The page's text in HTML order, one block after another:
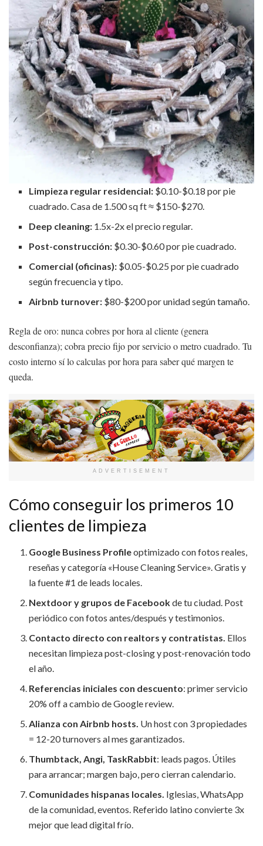
Limpieza regular residencial: $0.10-$0.18 por pie
cuadrado. Casa de 1.500 sq ft ≈ $150-$270.
Deep cleaning: 1.5x-2x el precio regular.
Post-construcción: $0.30-$0.60 por pie cuadrado.
Comercial (oficinas): $0.05-$0.25 por pie cuadrado
según frecuencia y tipo.
Airbnb turnover: $80-$200 por unidad según tamaño.
Regla de oro: nunca cobres por hora al cliente (genera
desconfianza); cobra precio fijo por servicio o metro cuadrado. Tu
costo interno sí lo calculas por hora para saber qué margen te
queda.
ADVERTISEMENT
Cómo conseguir los primeros 10
clientes de limpieza
Google Business Profileoptimizado con fotos reales,
reseñas y categoría «House Cleaning Service». Gratis y
la fuente #1 de leads locales.
Nextdoor y grupos de Facebookde tu ciudad. Post
periódico con fotos antes/después y testimonios.
Contacto directo con realtors y contratistas. Ellos
necesitan limpieza post-closing y post-renovación todo
el año.
Referencias iniciales con descuento: primer servicio
20% off a cambio de Google review.
Alianza con Airbnb hosts. Un host con 3 propiedades
= 12-20 turnovers al mes garantizados.
Thumbtack, Angi, TaskRabbit: leads pagos. Útiles
para arrancar; margen bajo, pero cierran calendario.
Comunidades hispanas locales. Iglesias, WhatsApp
de la comunidad, eventos. Referido latino convierte 3x
mejor que lead digital frío.